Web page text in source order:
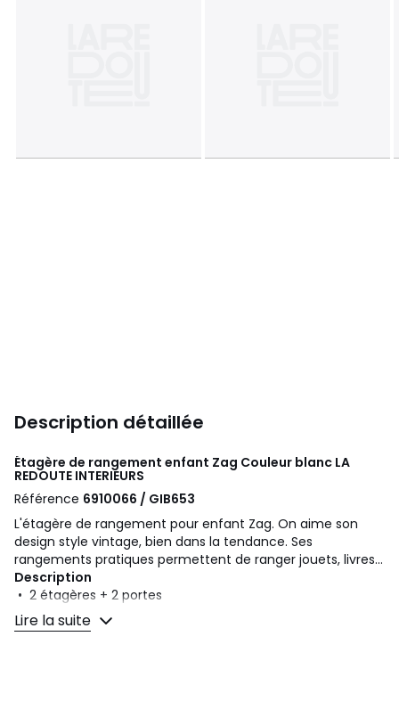
Description détaillée
Étagère de rangement enfant Zag Couleur blanc LA
REDOUTE INTERIEURS
Référence 6910066 / GIB653
L'étagère de rangement pour enfant Zag. On aime son
design style vintage, bien dans la tendance. Ses
rangements pratiques permettent de ranger jouets, livres...
Description
• 2 étagères + 2 portes
• En MDF laqué finition AC (peinture à l'eau sans solvant)
• Pieds et poignées en hévéa massif
Lire la suite